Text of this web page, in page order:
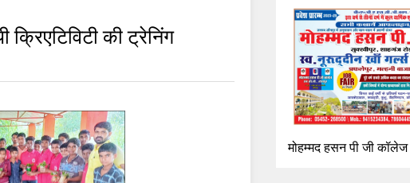
की ट्रेनिंग
मोहम्मद हसन पी जी कॉलेज